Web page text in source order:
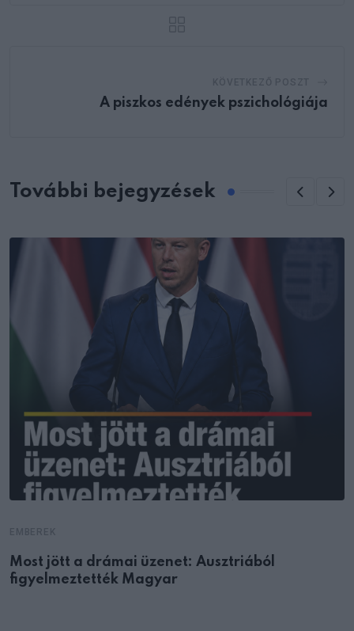
A piszkos edények pszichológiája
További bejegyzések
Most jött a drámai üzenet: Ausztriából
figyelmeztették Magyar